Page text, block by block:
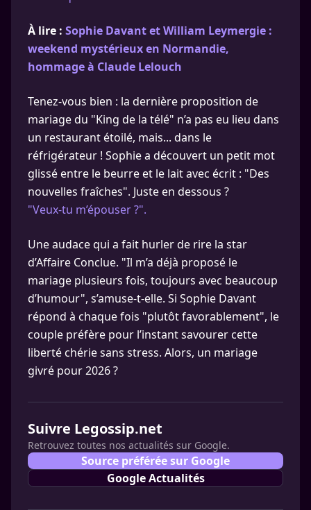
À lire : Sophie Davant et William Leymergie :
weekend mystérieux en Normandie,
hommage à Claude Lelouch
Tenez-vous bien : la dernière proposition de
mariage du "King de la télé" n’a pas eu lieu dans
un restaurant étoilé, mais... dans le
réfrigérateur ! Sophie a découvert un petit mot
glissé entre le beurre et le lait avec écrit : "Des
nouvelles fraîches". Juste en dessous ?
"Veux-tu m’épouser ?".
Une audace qui a fait hurler de rire la star
d’Affaire Conclue. "Il m’a déjà proposé le
mariage plusieurs fois, toujours avec beaucoup
d’humour", s’amuse-t-elle. Si Sophie Davant
répond à chaque fois "plutôt favorablement", le
couple préfère pour l’instant savourer cette
liberté chérie sans stress. Alors, un mariage
givré pour 2026 ?
Suivre Legossip.net
Retrouvez toutes nos actualités sur Google.
Source préférée sur Google
Google Actualités